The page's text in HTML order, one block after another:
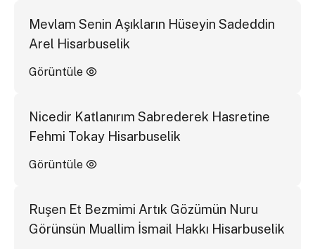
Mevlam Senin Aşıkların Hüseyin Sadeddin
Arel Hisarbuselik
Görüntüle
Nicedir Katlanırım Sabrederek Hasretine
Fehmi Tokay Hisarbuselik
Görüntüle
Ruşen Et Bezmimi Artık Gözümün Nuru
Görünsün Muallim İsmail Hakkı Hisarbuselik